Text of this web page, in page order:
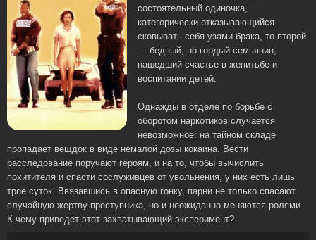
состоятельный одиночка,
категорически отказывающийся
сковывать себя узами брака, то второй
— бедный, но гордый семьянин,
нашедший счастье в женитьбе и
воспитании детей.
Однажды в отделе по борьбе с
оборотом наркотиков случается
невозможное: на тайном складе
пропадает вещдок в виде немалой дозы кокаина. Вести
расследование поручают героям, и на то, чтобы вычислить
похитителя и спасти сослуживцев от увольнения, у них есть лишь
трое суток. Ввязавшись в опасную гонку, парни не только спасают
случайную жертву преступника, но и неожиданно меняются ролями.
К чему приведет этот захватывающий эксперимент?